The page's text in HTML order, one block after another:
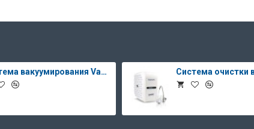
Система вакуумирования Vacsy